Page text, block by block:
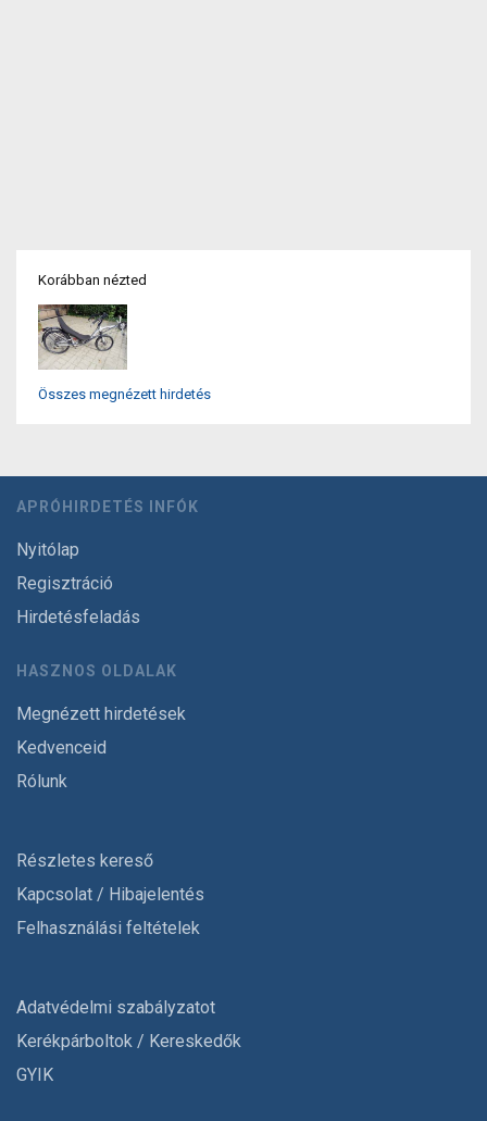
Korábban nézted
Összes megnézett hirdetés
APRÓHIRDETÉS INFÓK
Nyitólap
Regisztráció
Hirdetésfeladás
HASZNOS OLDALAK
Megnézett hirdetések
Kedvenceid
Rólunk
Részletes kereső
Kapcsolat / Hibajelentés
Felhasználási feltételek
Adatvédelmi szabályzatot
Kerékpárboltok / Kereskedők
GYIK